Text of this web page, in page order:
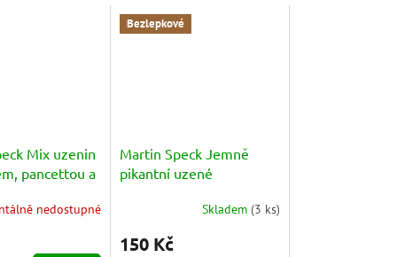
Mix uzenin
pancettou a
cca 100gnedostupné
Bezlepkové
Martin Speck Jemně
pikantní uzené
(Kaminwurz Piccanti) 3ks
cca 190g
Skladem(3 ks)
150 Kč